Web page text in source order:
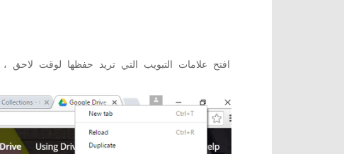
افتح علامات التبويب التي تريد حفظها لوقت